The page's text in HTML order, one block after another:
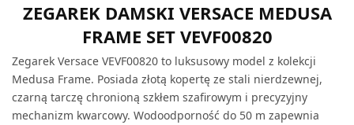
ZEGAREK DAMSKI VERSACE MEDUSA
FRAME SET VEVF00820
Zegarek Versace VEVF00820 to luksusowy model z kolekcji
Medusa Frame. Posiada złotą kopertę ze stali nierdzewnej,
czarną tarczę chronioną szkłem szafirowym i precyzyjny
mechanizm kwarcowy. Wodoodporność do 50 m zapewnia